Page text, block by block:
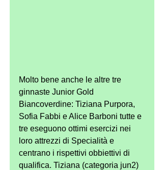
Molto bene anche le altre tre
ginnaste Junior Gold
Biancoverdine: Tiziana Purpora,
Sofia Fabbi e Alice Barboni tutte e
tre eseguono ottimi esercizi nei
loro attrezzi di Specialità e
centrano i rispettivi obbiettivi di
qualifica. Tiziana (categoria jun2)